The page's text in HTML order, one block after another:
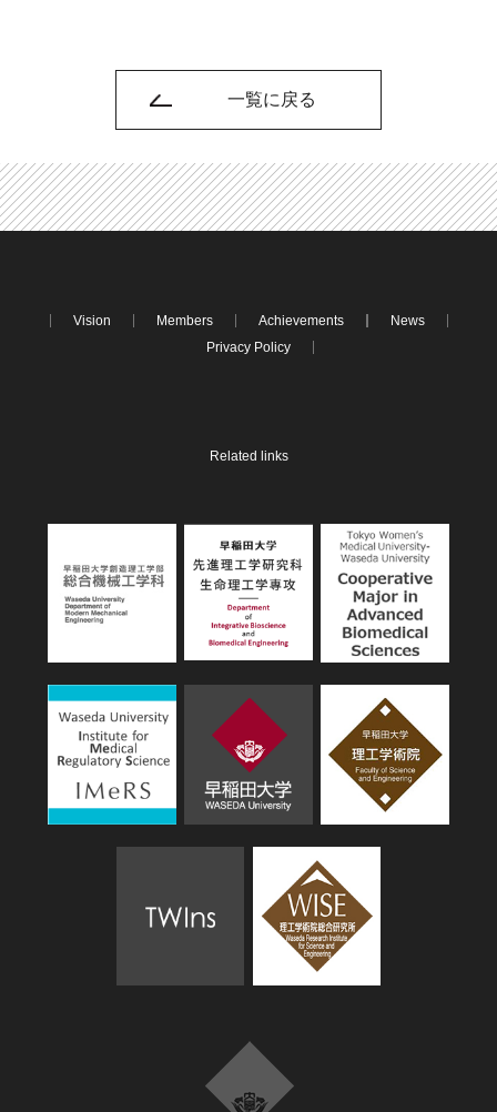
一覧に戻る
Vision Members Achievements
News
Privacy Policy
Related links